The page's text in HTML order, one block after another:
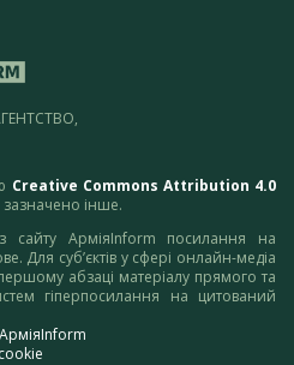
Creative Commons Attribution 4.0
інше.
сайту АрміяInform посилання на
Для суб’єктів у сфері онлайн-медіа
абзаці матеріалу прямого та
гіперпосилання на цитований